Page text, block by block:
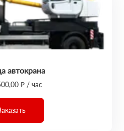
автокрана
₽ / час